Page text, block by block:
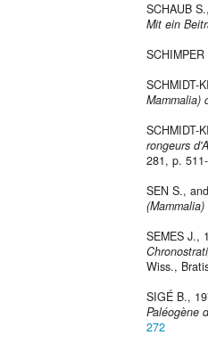
SCHAUB
Mit ein
Mammalia)
SCHMIDT-
rongeurs
281, p.
SEN S.,
SEMES
Wiss.,
SIGÉ B.,
Paléogène
272